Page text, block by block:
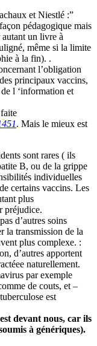
et Niestlé :”
pédagogique mais
autant un livre à
même si la limite
à la fin). .
l’obligation
principaux vaccins,
l ‘information et
. Mais le mieux est
sont rares ( ils
B, ou de la grippe
individuelles
certains vaccins. Les
plus
préjudice.
d’autres soins
la transmission de la
plus complexe. :
d’autres apportent
naturellement.
par exemple
de couts, et –
est
devant nous, car ils
à génériques).